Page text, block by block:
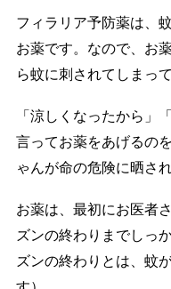
フィラリア予防薬は、
お薬です。なので、お
ら蚊に刺されてしまっ
「涼しくなったから」
言ってお薬をあげるの
ゃんが命の危険に晒さ
お薬は、最初にお医者
ズンの終わりまでしっ
ズンの終わりとは、蚊